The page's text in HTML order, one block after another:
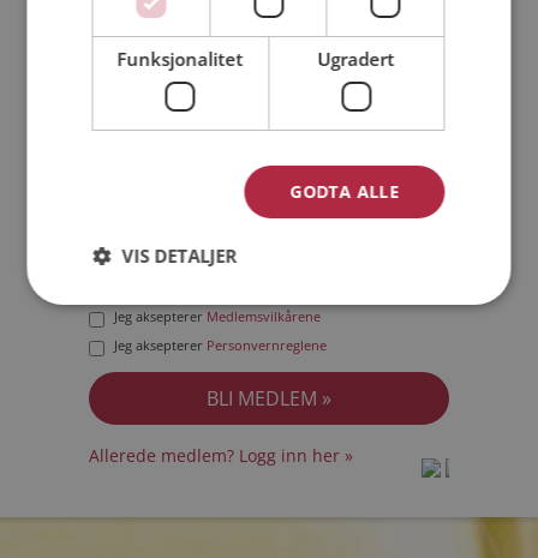
Jeg er en: Mann Kvinne
Min alder:
Jeg aksepterer Medlemsvilkårene
Jeg aksepterer Personvernreglene
Allerede medlem? Logg inn her »
Funksjonalitet Ugradert
GODTA ALLE
VIS DETALJER